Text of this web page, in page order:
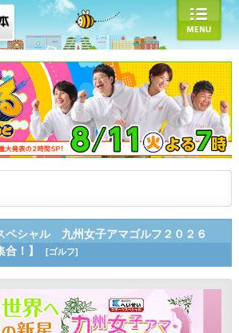
ペシャル 九州女子アマゴルフ２０２６
合！】
[ゴルフ]